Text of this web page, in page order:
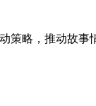
略，推动故